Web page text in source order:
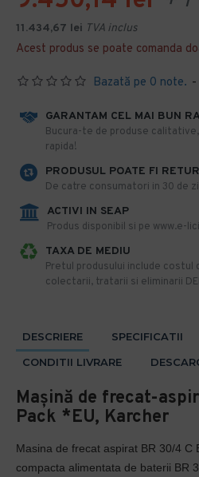
Bazată pe 0 note. -
11.434,67 lei TVA inclus
Acest produs se poate comanda
GARANTAM CEL MAI BUN
​Bucura-te de produse
rapida!
PRODUSUL POATE FI
De catre consumatori in 30 de
ACTIVI IN SEAP
Produs disponibil si pe www.e-
TAXA DE MEDIU
Pretul produsului include costul
colectarii, tratarii si eliminarii
DESCRIERE SPECIFICATII
CONDITII LIVRARE
Mașină de frecat-
Pack *EU, Karcher
Masina de frecat aspirat BR 30/4 C
compacta alimentata de baterii BR